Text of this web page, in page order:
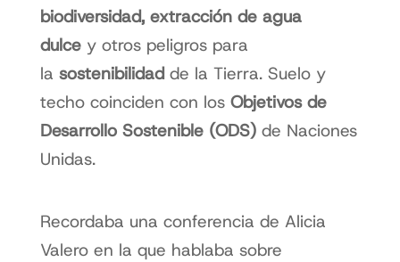
biodiversidad, extracción de agua
dulcey otros peligros para
la sostenibilidadde la Tierra. Suelo y
techo coinciden con los Objetivos de
Desarrollo Sostenible (ODS)de Naciones
Unidas.
Recordaba una conferencia de Alicia
Valero en la que hablaba sobre